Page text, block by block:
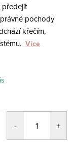
předejít
pochody
křečím,
Více